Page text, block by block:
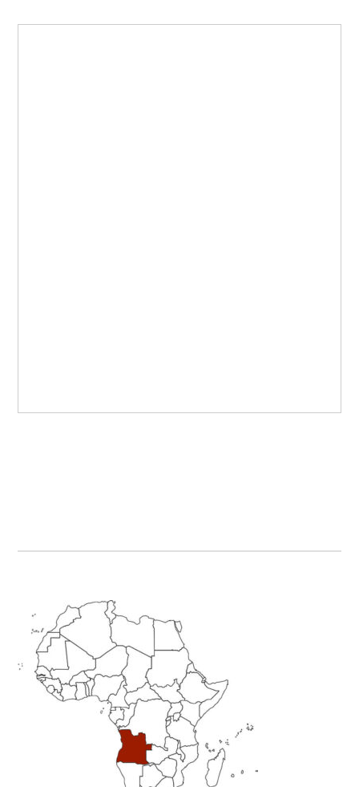
Primary
Sidebar